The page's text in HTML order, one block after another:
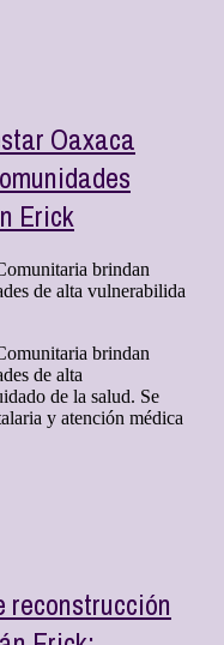
Oaxaca
Erick
brindan
de alta vulnerabilida
brindan
de alta
de la salud. Se
y atención médica
reconstrucción